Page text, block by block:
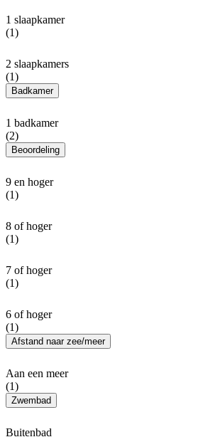
1 slaapkamer
(1)
2 slaapkamers
(1)
Badkamer
1 badkamer
(2)
Beoordeling
9 en hoger
(1)
8 of hoger
(1)
7 of hoger
(1)
6 of hoger
(1)
Afstand naar zee/meer
Aan een meer
(1)
Zwembad
Buitenbad